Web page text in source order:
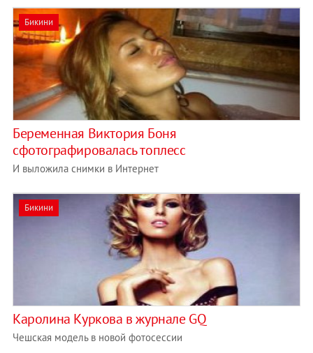
Бикини
Беременная Виктория Боня
сфотографировалась топлесс
И выложила снимки в Интернет
Бикини
Каролина Куркова в журнале GQ
Чешская модель в новой фотосессии